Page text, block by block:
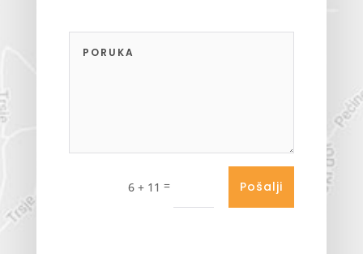
6 + 11 = Pošalji